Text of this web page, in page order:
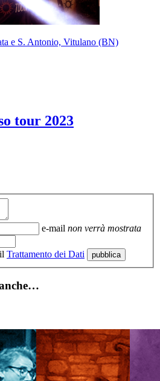
e S. Antonio, Vitulano (BN)
tour 2023
e-mail non verrà mostrata
Trattamento dei Dati pubblica